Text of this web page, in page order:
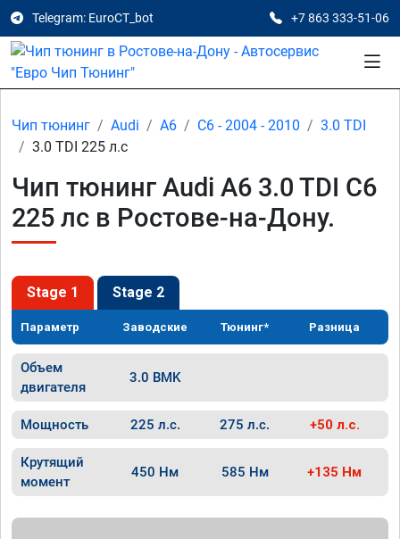
Telegram: EuroCT_bot +7 863 333-51-06
Чип тюнинг Audi A6 C6 - 2004 - 2010
3.0 TDI
3.0 TDI 225 л.с
Чип тюнинг Audi A6 3.0 TDI C6
225 лс в Ростове-на-Дону.
Stage 1 Stage 2
Параметр Заводские Тюнинг* Разница
Объем
двигателя
3.0 BMK
Мощность 225 л.с. 275 л.с. +50 л.с.
Крутящий
момент
450 Нм 585 Нм +135 Нм